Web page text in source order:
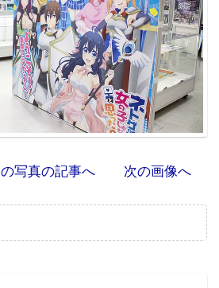
写真の記事へ 次の画像へ